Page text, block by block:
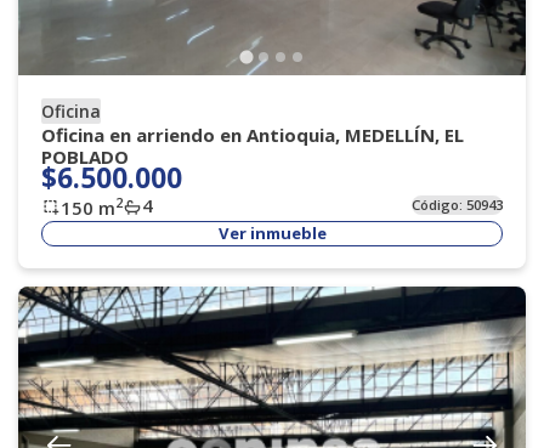
Oficina
Oficina en arriendo en Antioquia, MEDELLÍN, EL
POBLADO
$6.500.000
150 m2 4 Código: 50943
Ver inmueble